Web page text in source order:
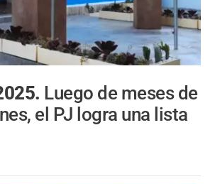
Luego de meses de
el PJ logra una lista